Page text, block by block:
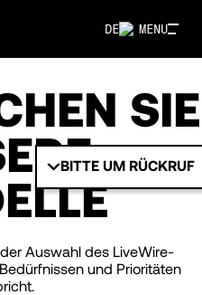
MENU
DE
BITTE UM RÜCKRUF
SIE
Auswahl des LiveWire-
und Prioritäten